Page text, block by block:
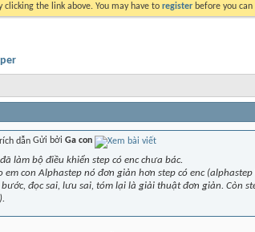
clicking the link above. You may have to register before you
Gửi bởi Ga con
làm bộ điều khiển step có enc chưa bác.
em con Alphastep nó đơn giản hơn step có enc
đọc sai, lưu sai, tóm lại là giải thuật đơn giản. Còn